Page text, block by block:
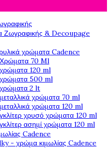
Ζωγραφικής & Decoupage
χρώματα Cadence
Χρώματα 70 Ml
χρώματα 120 ml
χρώματα 500 ml
χρώματα 2 lt
χρώματα 70 ml
χρώματα 120 ml
χρυσό χρώματα 120 ml
ασημί χρώματα 120 ml
Cadence
- χρώμα κιμωλίας Cadence